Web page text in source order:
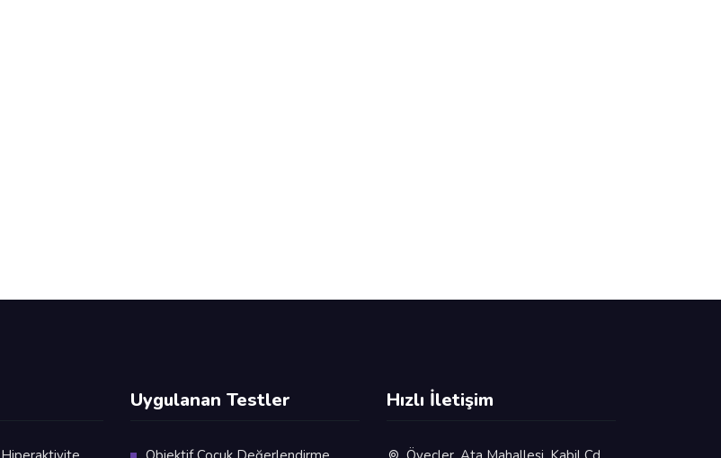
Uygulanan Testler Hızlı İletişim